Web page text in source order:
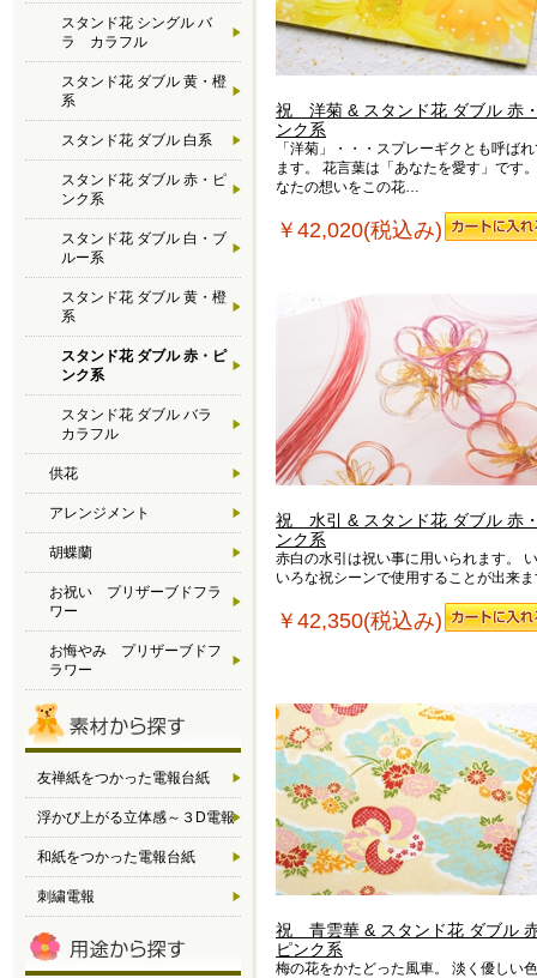
祝 洋菊 & スタンド花 ダブル 赤
ンク系
「洋菊」・・・スプレーギクとも呼ば
ます。 花言葉は「あなたを愛す」です
なたの想いをこの花…
￥42,020(税込み)
祝 水引 & スタンド花 ダブル 赤
ンク系
赤白の水引は祝い事に用いられます。
いろな祝シーンで使用することが出来
￥42,350(税込み)
祝 青雲華 & スタンド花 ダブル
ピンク系
梅の花をかたどった風車。 淡く優しい
スタンド花 シングル バ
ラ カラフル
スタンド花 ダブル 黄・橙
系
スタンド花 ダブル 白系
スタンド花 ダブル 赤・ピ
ンク系
スタンド花 ダブル 白・ブ
ルー系
スタンド花 ダブル 黄・橙
系
スタンド花 ダブル 赤・ピ
ンク系
スタンド花 ダブル バラ
カラフル
供花
アレンジメント
胡蝶蘭
お祝い プリザーブドフラ
ワー
お悔やみ プリザーブドフ
ラワー
友禅紙をつかった電報台紙
浮かび上がる立体感～３D電報
和紙をつかった電報台紙
刺繍電報